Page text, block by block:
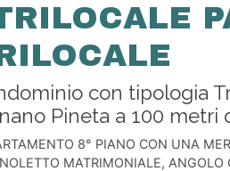
con tipologia
Pineta a 100 metri
8° PIANO CON UNA
MATRIMONIALE, ANGOLO